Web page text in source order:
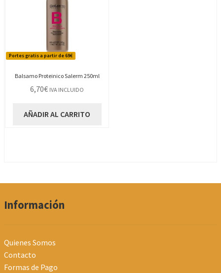
Portes gratis a partir de 69€
Balsamo Proteinico Salerm 250ml
6,70€ IVA INCLUIDO
AÑADIR AL CARRITO
Información
Quienes Somos
Contacto
Formas de Pago